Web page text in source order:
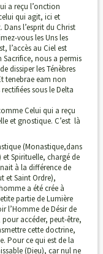
a reçu l’onction
qui agit, ici et
l’esprit du Christ
vous les Uns les
l’accès au Ciel est
Sacrifice, nous a permis
dissiper les Ténèbres
tenebrae eam non
sous le Delta
Celui qui a reçu
et gnostique. C’est là
(Monastique,dans
Spirituelle, chargé de
à la différence de
et Saint Ordre),
a été crée à
partie de Lumière
l’Homme de Désir de
accéder, peut-être,
cette doctrine,
Pour ce qui est de la
(Dieu), car nul ne